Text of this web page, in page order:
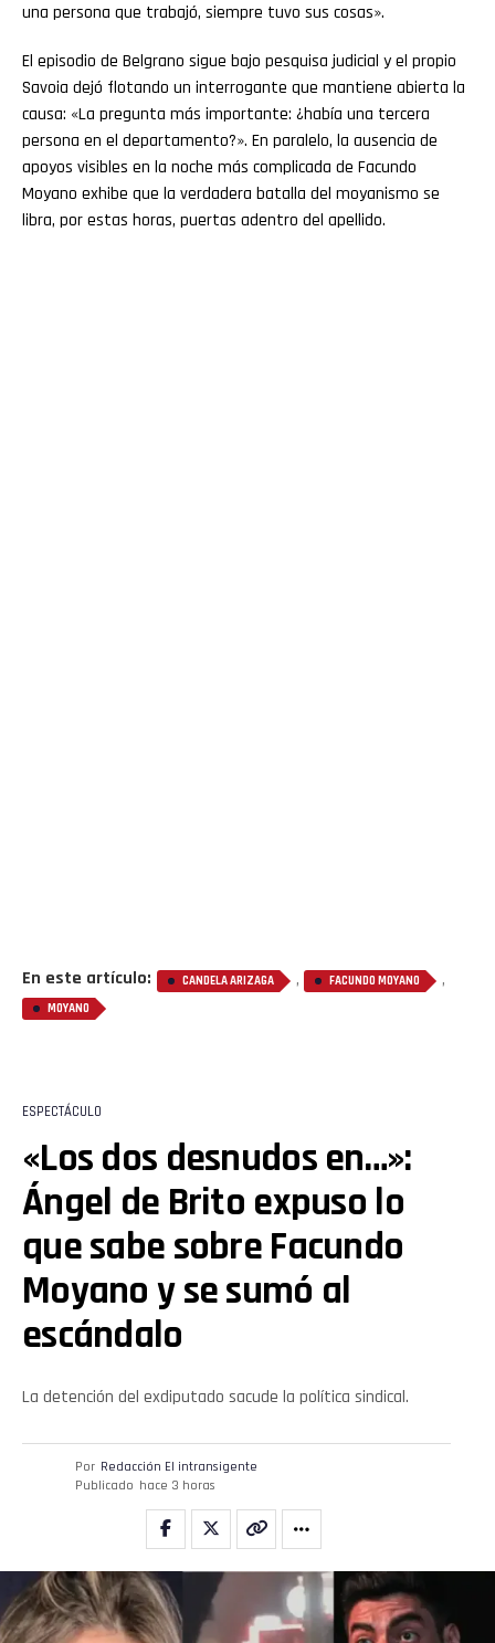
una persona que trabajó, siempre tuvo sus cosas».
El episodio de Belgrano sigue bajo pesquisa judicial y el propio
Savoia dejó flotando un interrogante que mantiene abierta la
causa: «La pregunta más importante: ¿había una tercera
persona en el departamento?». En paralelo, la ausencia de
apoyos visibles en la noche más complicada de Facundo
Moyano exhibe que la verdadera batalla del moyanismo se
libra, por estas horas, puertas adentro del apellido.
En este artículo: CANDELA ARIZAGA , FACUNDO MOYANO ,
MOYANO
ESPECTÁCULO
«Los dos desnudos en…»:
Ángel de Brito expuso lo
que sabe sobre Facundo
Moyano y se sumó al
escándalo
La detención del exdiputado sacude la política sindical.
Por Redacción El intransigente
Publicado hace 3 horas